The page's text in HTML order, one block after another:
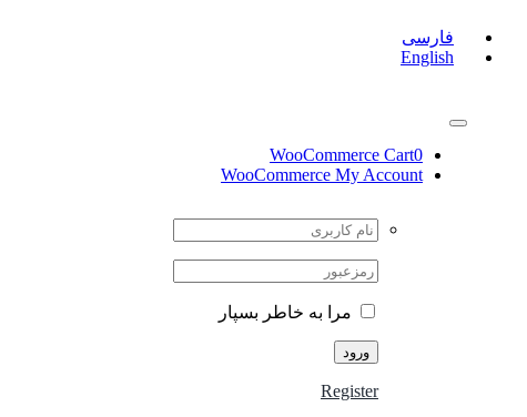
content
فارسی
English
Toggle
Navigation
WooCommerce Cart0
WooCommerce My Account
Username:
رمز:
مرا به خاطر بسپار
Register